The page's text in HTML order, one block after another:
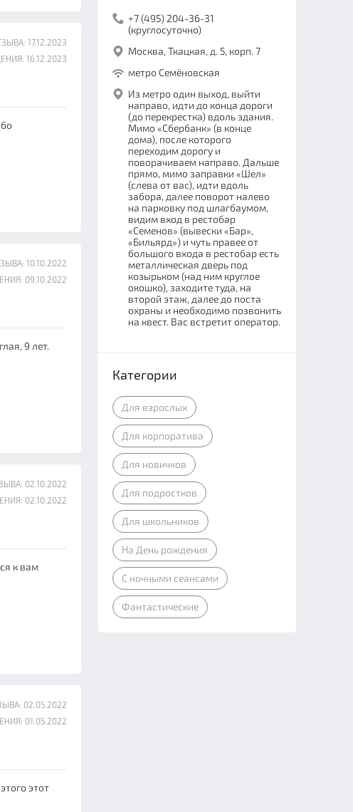
17.12.2023
16.12.2023
10.10.2022
09.10.2022
9 лет.
02.10.2022
02.10.2022
к вам
02.05.2022
01.05.2022
этот
+7 (495) 204-36-31
(круглосуточно)
Москва, Ткацкая, д. 5, корп. 7
метро Семёновская
Из метро один выход, выйти
направо, идти до конца дороги
(до перекрестка) вдоль здания.
Мимо «Сбербанк» (в конце
дома), после которого
переходим дорогу и
поворачиваем направо. Дальше
прямо, мимо заправки «Шел»
(слева от вас), идти вдоль
забора, далее поворот налево
на парковку под шлагбаумом,
видим вход в рестобар
«Семенов» (вывески «Бар»,
«Бильярд») и чуть правее от
большого входа в рестобар есть
металлическая дверь под
козырьком (над ним круглое
окошко), заходите туда, на
второй этаж, далее до поста
охраны и необходимо позвонить
на квест. Вас встретит оператор.
Категории
Для взрослых
Для корпоратива
Для новичков
Для подростков
Для школьников
На День рождения
С ночными сеансами
Фантастические